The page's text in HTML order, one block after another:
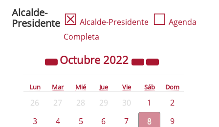
Alcalde-
Presidente ☒ Alcalde-Presidente ☐ Agenda
Completa
Octubre 2022
Lun Mar Mié Jue Vie Sáb Dom
26 27 28 29 30 1
2
3
4 5 6 7 8
9